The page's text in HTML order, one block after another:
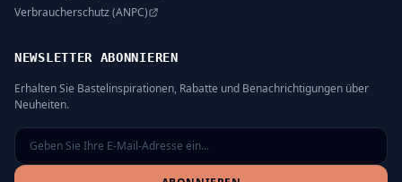
Verbraucherschutz (ANPC)
NEWSLETTER ABONNIEREN
Erhalten Sie Bastelinspirationen, Rabatte und Benachrichtigungen über
Neuheiten.